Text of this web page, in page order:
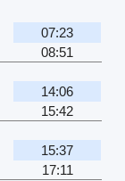
07:23
08:51
14:06
15:42
15:37
17:11